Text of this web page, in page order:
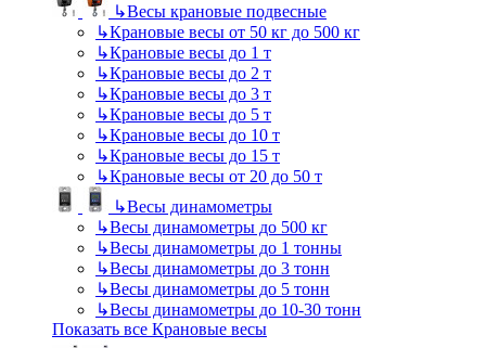
↳Весы крановые подвесные
↳Крановые весы от 50 кг до 500 кг
↳Крановые весы до 1 т
↳Крановые весы до 2 т
↳Крановые весы до 3 т
↳Крановые весы до 5 т
↳Крановые весы до 10 т
↳Крановые весы до 15 т
↳Крановые весы от 20 до 50 т
↳Весы динамометры
↳Весы динамометры до 500 кг
↳Весы динамометры до 1 тонны
↳Весы динамометры до 3 тонн
↳Весы динамометры до 5 тонн
↳Весы динамометры до 10-30 тонн
Показать все Крановые весы